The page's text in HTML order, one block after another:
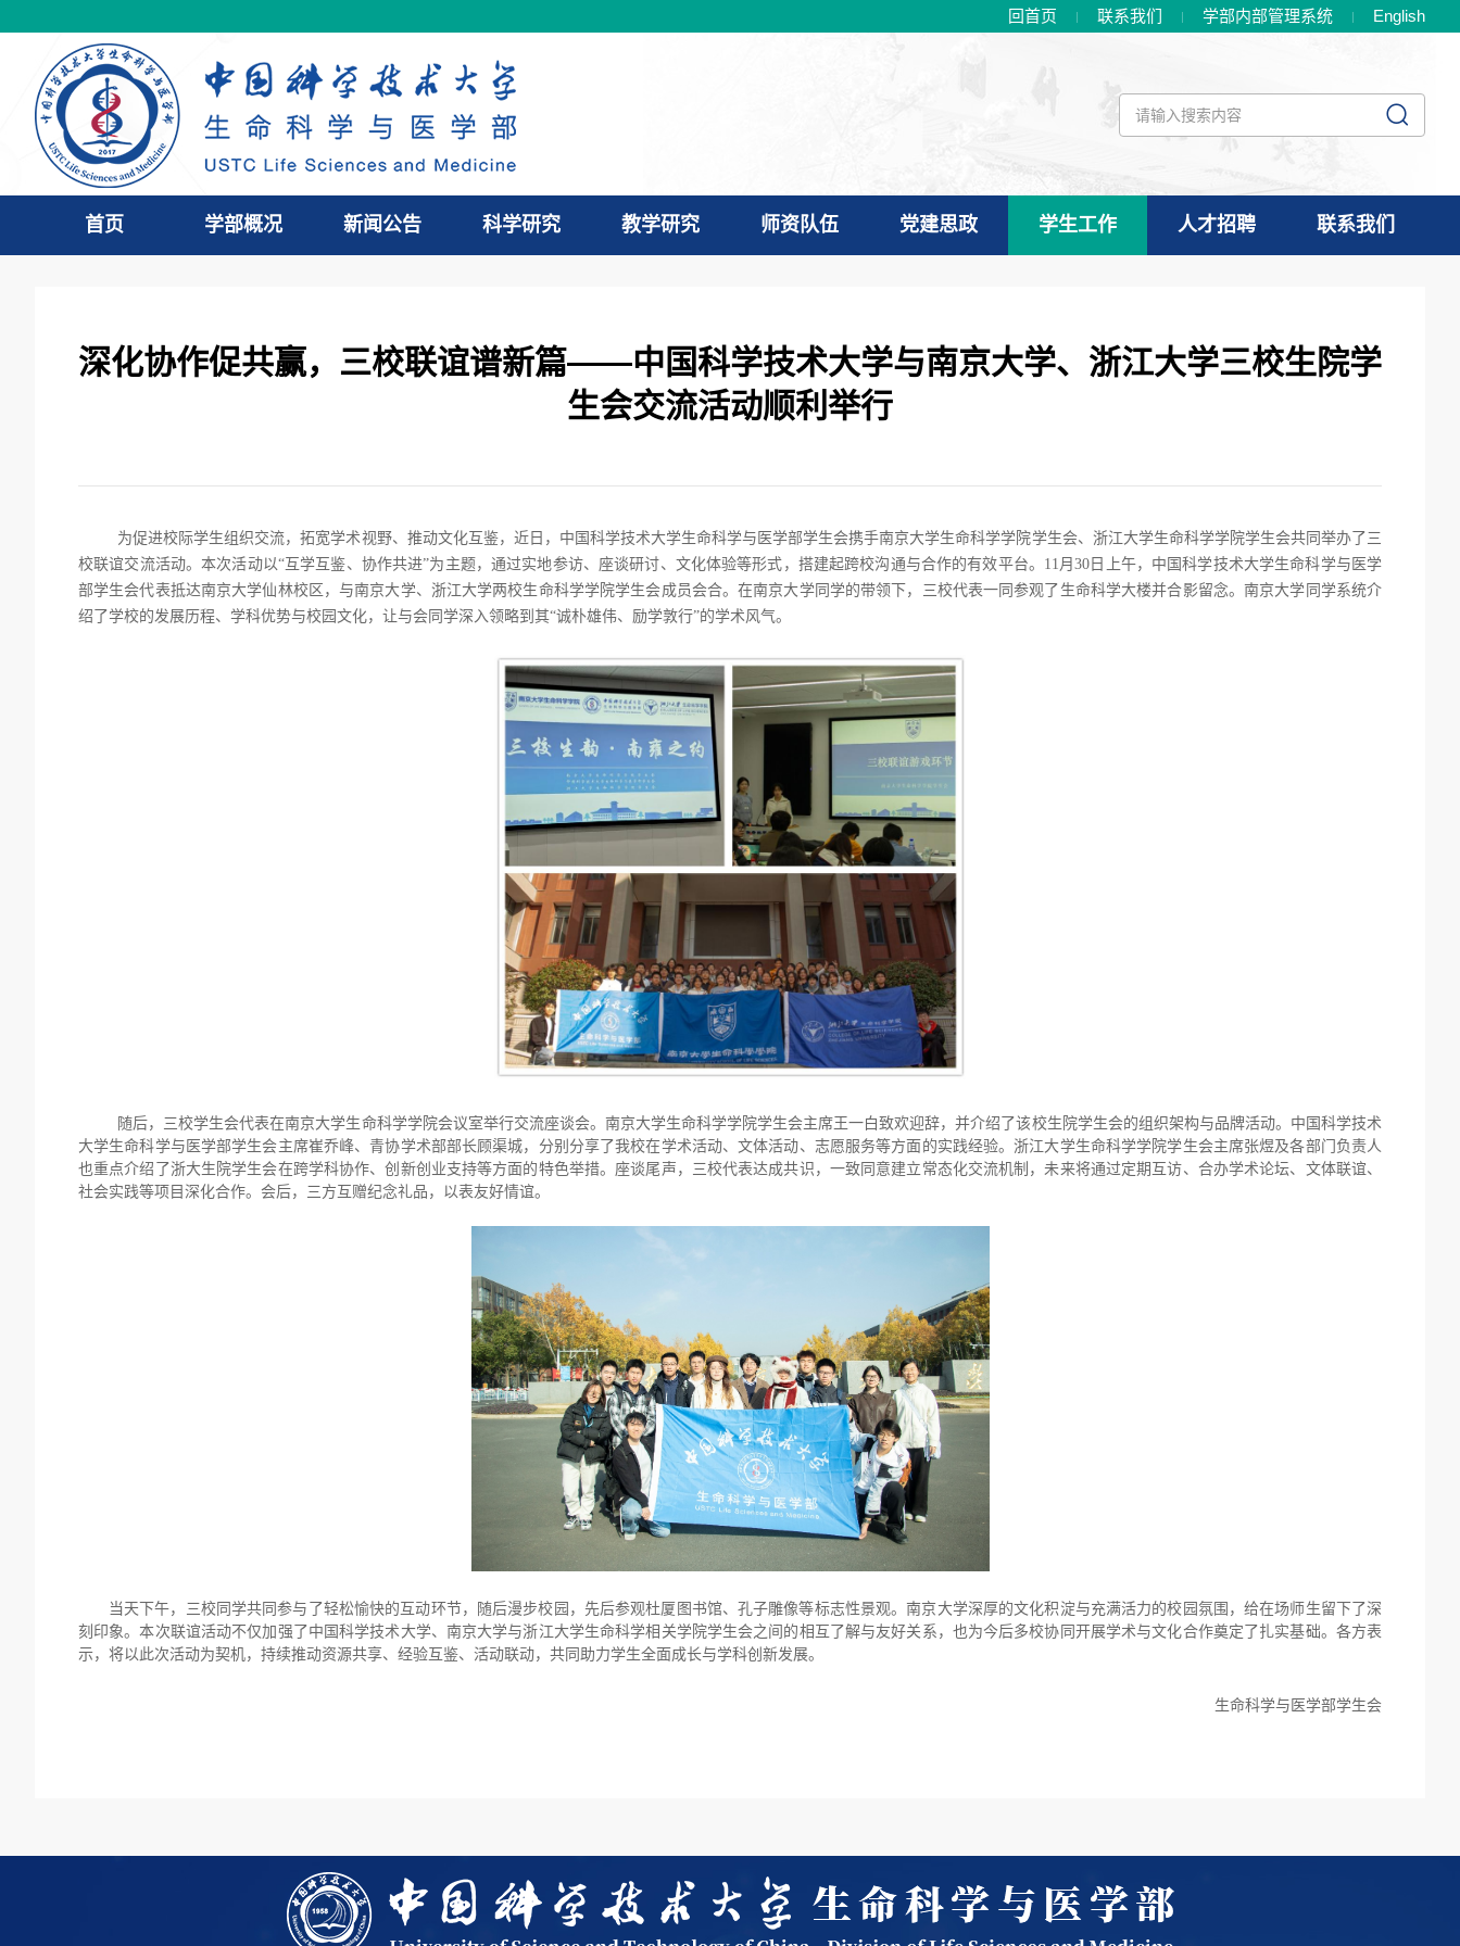
回首页 联系我们 学部内部管理系统 English
首页 学部概况 新闻公告 科学研究 教学研究 师资队伍 党建思政 学生工作 人才招聘 联系我们
深化协作促共赢，三校联谊谱新篇——中国科学技术大学与南京大学、浙江大学三校生院学
生会交流活动顺利举行
为促进校际学生组织交流，拓宽学术视野、推动文化互鉴，近日，中国科学技术大学生命科学与医学部学生会携手南京大学生命科学学院学生会、浙江大学生命科学学院学生会共同举办了三
校联谊交流活动。本次活动以“互学互鉴、协作共进”为主题，通过实地参访、座谈研讨、文化体验等形式，搭建起跨校沟通与合作的有效平台。 11月30日上午，中国科学技术大学生命科学与医学
部学生会代表抵达南京大学仙林校区，与南京大学、浙江大学两校生命科学学院学生会成员会合。在南京大学同学的带领下，三校代表一同参观了生命科学大楼并合影留念。南京大学同学系统介
绍了学校的发展历程、学科优势与校园文化，让与会同学深入领略到其“诚朴雄伟、励学敦行”的学术风气。
随后，三校学生会代表在南京大学生命科学学院会议室举行交流座谈会。南京大学生命科学学院学生会主席王一白致欢迎辞，并介绍了该校生院学生会的组织架构与品牌活动。中国科学技术
大学生命科学与医学部学生会主席崔乔峰、青协学术部部长顾渠城，分别分享了我校在学术活动、文体活动、志愿服务等方面的实践经验。浙江大学生命科学学院学生会主席张煜及各部门负责人
也重点介绍了浙大生院学生会在跨学科协作、创新创业支持等方面的特色举措。座谈尾声，三校代表达成共识，一致同意建立常态化交流机制，未来将通过定期互访、合办学术论坛、文体联谊、
社会实践等项目深化合作。会后，三方互赠纪念礼品，以表友好情谊。
当天下午，三校同学共同参与了轻松愉快的互动环节，随后漫步校园，先后参观杜厦图书馆、孔子雕像等标志性景观。南京大学深厚的文化积淀与充满活力的校园氛围，给在场师生留下了深
刻印象。本次联谊活动不仅加强了中国科学技术大学、南京大学与浙江大学生命科学相关学院学生会之间的相互了解与友好关系，也为今后多校协同开展学术与文化合作奠定了扎实基础。各方表
示，将以此次活动为契机，持续推动资源共享、经验互鉴、活动联动，共同助力学生全面成长与学科创新发展。
生命科学与医学部学生会